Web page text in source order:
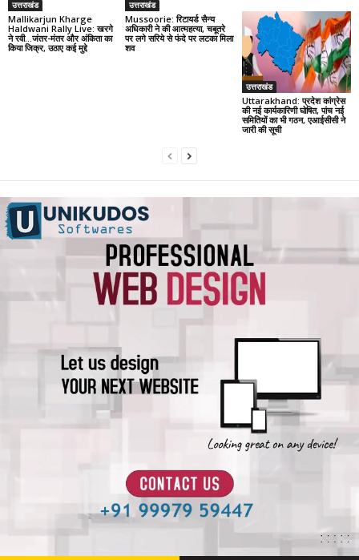
उत्तराखंड
Mallikarjun Kharge
Haldwani Rally Live: खरगे
ने रवी…जंतर-मंतर और अंकिता का
किया जिक्र, उठाए कई मुद्दे
उत्तराखंड
Mussoorie: रिटायर्ड सैन्य
अधिकारी ने की आत्महत्या, चबूतरे
पर लगे सरिये से फंदे पर लटका मिला
शव
उत्तराखंड
Uttarakhand: प्रदेश कांग्रेस
की नई कार्यकारिणी घोषित, पांच नई
समितियों का भी गठन, एआईसीसी ने
जारी की सूची